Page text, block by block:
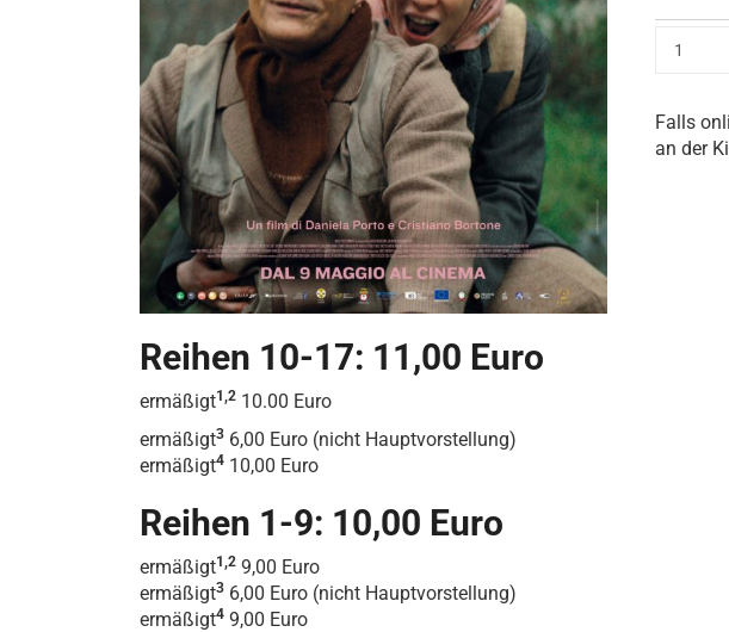
Falls
an der
Reihen 10-17: 11,00 Euro
ermäßigt1,2 10.00 Euro
ermäßigt3 6,00 Euro (nicht Hauptvorstellung)
ermäßigt4 10,00 Euro
Reihen 1-9: 10,00 Euro
ermäßigt1,2 9,00 Euro
ermäßigt3 6,00 Euro (nicht Hauptvorstellung)
ermäßigt4 9,00 Euro